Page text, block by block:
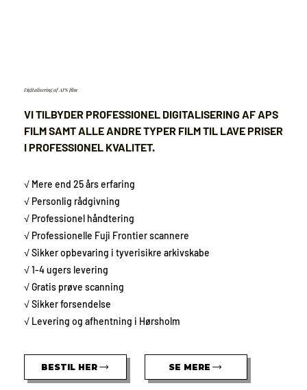
Digitalisering af APS film
VI TILBYDER PROFESSIONEL DIGITALISERING AF APS
FILM SAMT ALLE ANDRE TYPER FILM TIL LAVE PRISER
I PROFESSIONEL KVALITET.
√ Mere end 25 års erfaring
√ Personlig rådgivning
√ Professionel håndtering
√ Professionelle Fuji Frontier scannere
√ Sikker opbevaring i tyverisikre arkivskabe
√ 1-4 ugers levering
√ Gratis prøve scanning
√ Sikker forsendelse
√ Levering og afhentning i Hørsholm
BESTIL HER SE MERE